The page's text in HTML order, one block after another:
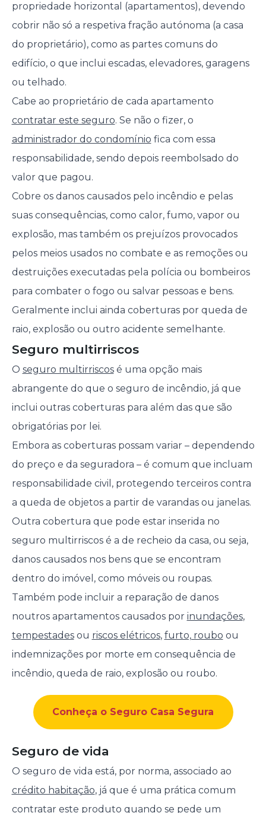
propriedade horizontal (apartamentos), devendo
cobrir não só a respetiva fração autónoma (a casa
do proprietário), como as partes comuns do
edifício, o que inclui escadas, elevadores, garagens
ou telhado.
Cabe ao proprietário de cada apartamento
contratar este seguro. Se não o fizer, o
administrador do condomínio fica com essa
responsabilidade, sendo depois reembolsado do
valor que pagou.
Cobre os danos causados pelo incêndio e pelas
suas consequências, como calor, fumo, vapor ou
explosão, mas também os prejuízos provocados
pelos meios usados no combate e as remoções ou
destruições executadas pela polícia ou bombeiros
para combater o fogo ou salvar pessoas e bens.
Geralmente inclui ainda coberturas por queda de
raio, explosão ou outro acidente semelhante.
Seguro multirriscos
O seguro multirriscosé uma opção mais
abrangente do que o seguro de incêndio, já que
inclui outras coberturas para além das que são
obrigatórias por lei.
Embora as coberturas possam variar – dependendo
do preço e da seguradora – é comum que incluam
responsabilidade civil, protegendo terceiros contra
a queda de objetos a partir de varandas ou janelas.
Outra cobertura que pode estar inserida no
seguro multirriscos é a de recheio da casa, ou seja,
danos causados nos bens que se encontram
dentro do imóvel, como móveis ou roupas.
Também pode incluir a reparação de danos
noutros apartamentos causados por inundações,
tempestadesou riscos elétricos, furto, roubo ou
indemnizações por morte em consequência de
incêndio, queda de raio, explosão ou roubo.
Conheça o Seguro Casa Segura
Seguro de vida
O seguro de vida está, por norma, associado ao
crédito habitação, já que é uma prática comum
contratar este produto quando se pede um